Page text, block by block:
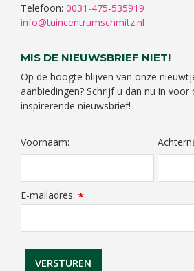
Telefoon: 0031-475-535919
info@tuincentrumschmitz.nl
MIS DE NIEUWSBRIEF NIET!
Op de hoogte blijven van onze
aanbiedingen? Schrijf u dan nu in voor
inspirerende nieuwsbrief!
Voornaam:
E-mailadres: *